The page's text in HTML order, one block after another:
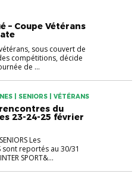
– Coupe Vétérans
sous couvert de
compétitions, décide
de ...
| SENIORS | VÉTÉRANS
du
23-24-25 février
Les
sont reportés au 30/31
SPORT&...